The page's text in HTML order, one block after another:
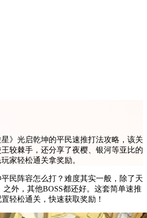
》光启乾坤的平民速推打法攻略，该关
较棘手，还分享了夜樱、银河等亚比的
家轻松通关拿奖励。
平民阵容怎么打？难度其实一般，除了天
之外，其他BOSS都还好。这套简单速推
轻松通关，快速获取奖励！